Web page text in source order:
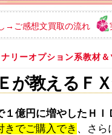
→ご感想文買取の流れ
ナリーオプション系教材
が教えるＦ
１億円に増やしたＨ
きでご購入でき 、さら